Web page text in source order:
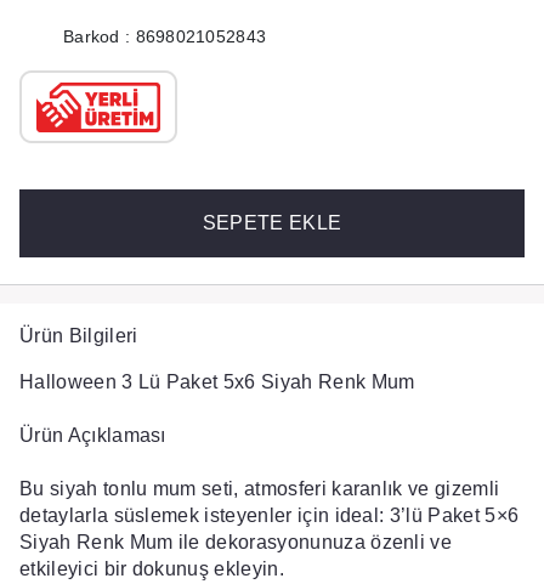
Barkod : 8698021052843
SEPETE EKLE
Ürün Bilgileri
Halloween 3 Lü Paket 5x6 Siyah Renk Mum
Ürün Açıklaması
Bu siyah tonlu mum seti, atmosferi karanlık ve gizemli
detaylarla süslemek isteyenler için ideal: 3’lü Paket 5×6
Siyah Renk Mum ile dekorasyonunuza özenli ve
etkileyici bir dokunuş ekleyin.